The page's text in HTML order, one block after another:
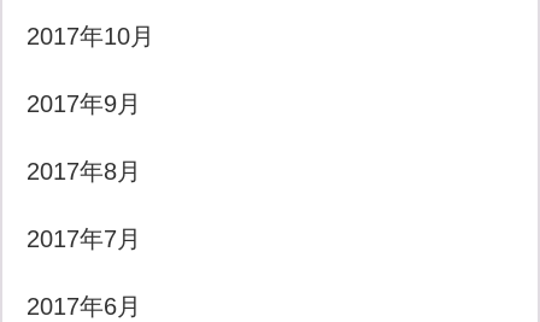
2017年10月
2017年9月
2017年8月
2017年7月
2017年6月